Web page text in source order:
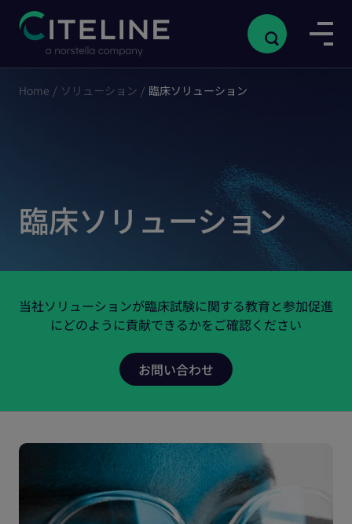
臨床ソリューション
Home / ソリューション / 臨床ソリューション
当社ソリューションが臨床試験に関する教育と参加促進
にどのように貢献できるかをご確認ください